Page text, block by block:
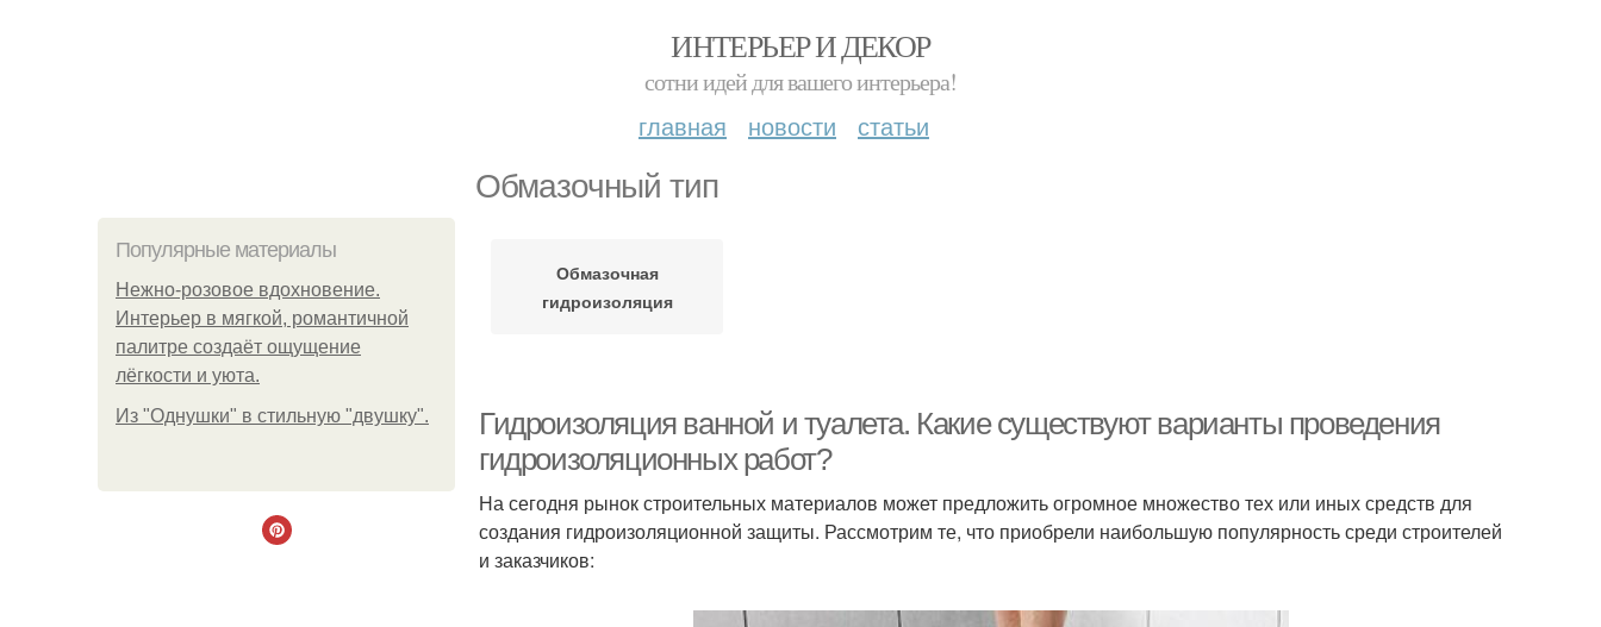
ИНТЕРЬЕР И ДЕКОР
сотни идей для вашего интерьера!
главная новости статьи
Обмазочный тип
Популярные материалы
Нежно-розовое вдохновение.
Интерьер в мягкой, романтичной
палитре создаёт ощущение
лёгкости и уюта.
Из "Однушки" в стильную "двушку".
Обмазочная
гидроизоляция
Гидроизоляция ванной и туалета. Какие существуют варианты проведения
гидроизоляционных работ?
На сегодня рынок строительных материалов может предложить огромное множество тех или иных средств для
создания гидроизоляционной защиты. Рассмотрим те, что приобрели наибольшую популярность среди строителей
и заказчиков: